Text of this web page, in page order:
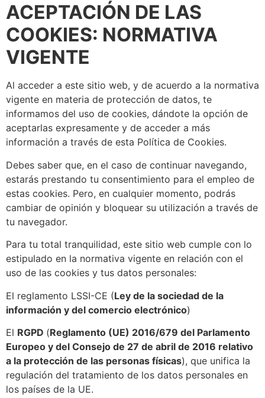
ACEPTACIÓN DE LAS
COOKIES: NORMATIVA
VIGENTE
Al acceder a este sitio web, y de acuerdo a la normativa
vigente en materia de protección de datos, te
informamos del uso de cookies, dándote la opción de
aceptarlas expresamente y de acceder a más
información a través de esta Política de Cookies.
Debes saber que, en el caso de continuar navegando,
estarás prestando tu consentimiento para el empleo de
estas cookies. Pero, en cualquier momento, podrás
cambiar de opinión y bloquear su utilización a través de
tu navegador.
Para tu total tranquilidad, este sitio web cumple con lo
estipulado en la normativa vigente en relación con el
uso de las cookies y tus datos personales:
El reglamento LSSI-CE (Ley de la sociedad de la
información y del comercio electrónico)
El RGPD (Reglamento (UE) 2016/679 del Parlamento
Europeo y del Consejo de 27 de abril de 2016 relativo
a la protección de las personas físicas), que unifica la
regulación del tratamiento de los datos personales en
los países de la UE.